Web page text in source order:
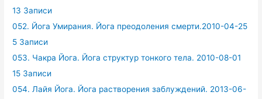
13 Записи
052. Йога Умирания. Йога преодоления смерти.2010-04-25
5 Записи
053. Чакра Йога. Йога структур тонкого тела. 2010-08-01
15 Записи
054. Лайя Йога. Йога растворения заблуждений. 2013-06-